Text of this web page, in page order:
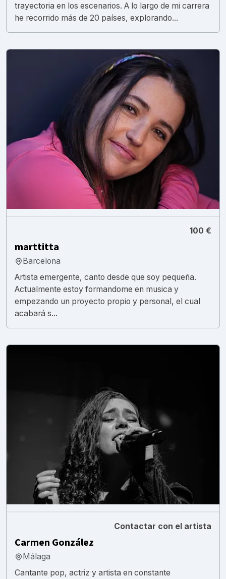
trayectoria en los escenarios. A lo largo de mi carrera
he recorrido más de 20 países, explorando...
100 €
marttitta
Barcelona
Artista emergente, canto desde que soy pequeña.
Actualmente estoy formandome en musica y
empezando un proyecto propio y personal, el cual
acabará s...
Contactar con el artista
Carmen González
Málaga
Cantante pop, actriz y artista en constante